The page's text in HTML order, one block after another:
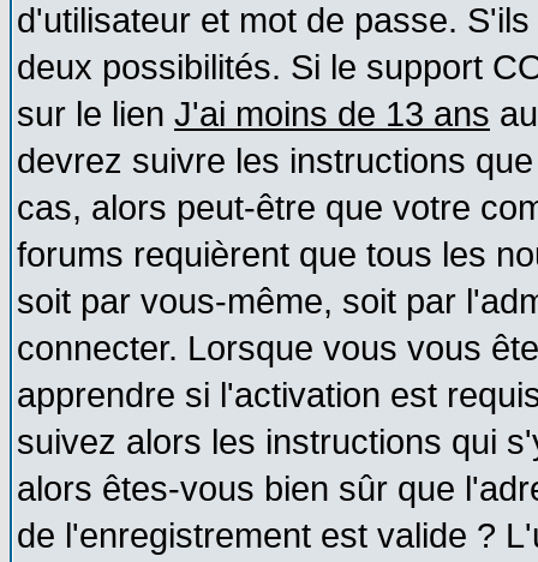
d'utilisateur et mot de passe.
deux possibilités. Si le support
sur le lien J'ai moins de 13 ans
devrez suivre les instructions
cas, alors peut-être que votre
forums requièrent que tous les
soit par vous-même, soit par
connecter. Lorsque vous vous
apprendre si l'activation est
suivez alors les instructions qui
alors êtes-vous bien sûr que
de l'enregistrement est valide ?